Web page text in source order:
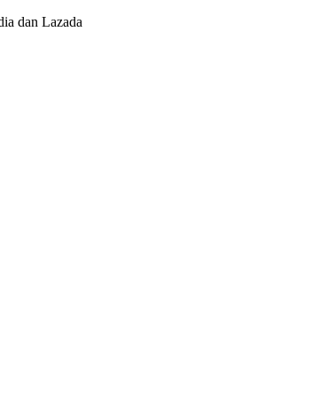
dan Lazada